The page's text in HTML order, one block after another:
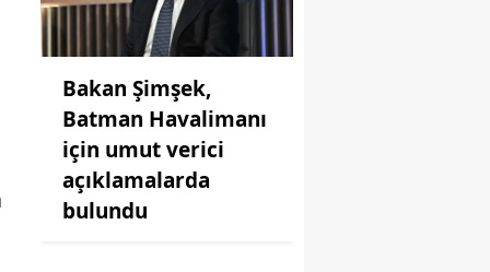
Bakan Şimşek,
Batman Havalimanı
için umut verici
açıklamalarda
bulundu